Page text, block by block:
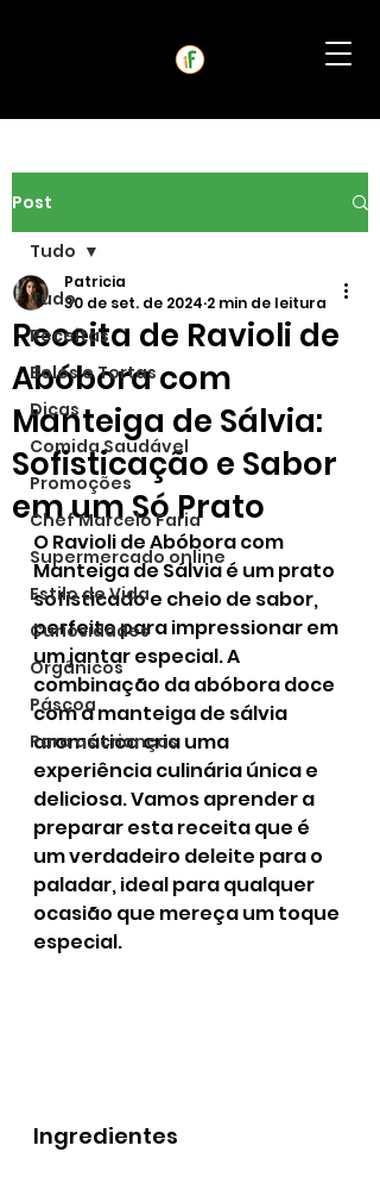
Post
Tudo
Receitas
Bolos e Tortas
Dicas
Comida Saudável
Promoções
Chef Marcelo Faria
Supermercado online
Estilo de Vida
Curiosidades
Orgânicos
Páscoa
Para as crianças
Tudo
Receita de Ravioli de
Abóbora com
Manteiga de Sálvia:
Sofisticação e Sabor
em um Só Prato
Patricia
30 de set. de 2024 2 min de leitura
O Ravioli de Abóbora com
Manteiga de Sálvia é um prato
sofisticado e cheio de sabor,
perfeito para impressionar em
um jantar especial. A
combinação da abóbora doce
com a manteiga de sálvia
aromática cria uma
experiência culinária única e
deliciosa. Vamos aprender a
preparar esta receita que é
um verdadeiro deleite para o
paladar, ideal para qualquer
ocasião que mereça um toque
especial.
Ingredientes